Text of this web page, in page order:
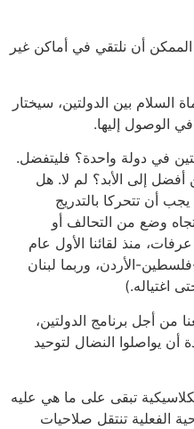
الممكن أن نلتقي في أماكن غير
بين الدولتين، سيختار
الوصول إليها.
في دولة واحدة؟ فليتفضل.
إلى الأبد؟ لم لا. هل
أن تتحركا بالتدريج
وضع من التحالف أو
منذ لقائنا الأول عام
الأردن، وربما لبنان
اغتياله.)
من أجل برنامج الدولتين،
أن يواصلوا النضال لتوحيد
تبقى على ما هي عليه
الفعلية تنتقل صلاحيات